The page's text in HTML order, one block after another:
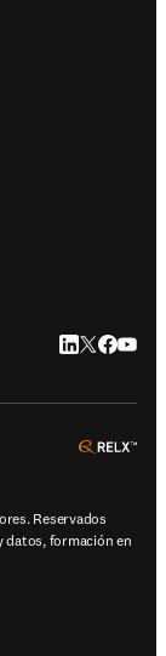
LinkedIn se
Twitter se
Reservados
formación en